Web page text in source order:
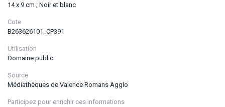
14 x 9 cm ; Noir et blanc
Cote
B263626101_CP391
Utilisation
Domaine public
Source
Médiathèques de Valence Romans Agglo
Participez pour enrichir ces informations